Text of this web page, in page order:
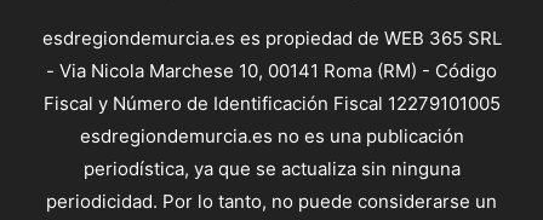
esdregiondemurcia.es es propiedad de WEB 365 SRL
- Via Nicola Marchese 10, 00141 Roma (RM) - Código
Fiscal y Número de Identificación Fiscal 12279101005
esdregiondemurcia.es no es una publicación
periodística, ya que se actualiza sin ninguna
periodicidad. Por lo tanto, no puede considerarse un